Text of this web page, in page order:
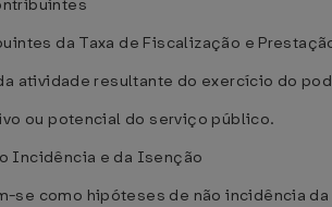
da Taxa de Fiscalização e
atividade resultante do exercício do
ou potencial do serviço público.
Incidência e da Isenção
se como hipóteses de não incidência